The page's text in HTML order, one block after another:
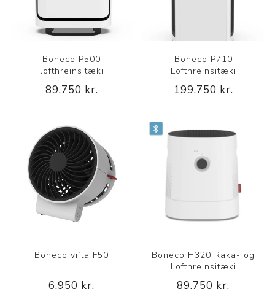
Boneco P500
lofthreinsitæki
89.750 kr.
Boneco P710
Lofthreinsitæki
199.750 kr.
Boneco vifta F50
6.950 kr.
Boneco H320 Raka- og
Lofthreinsitæki
89.750 kr.